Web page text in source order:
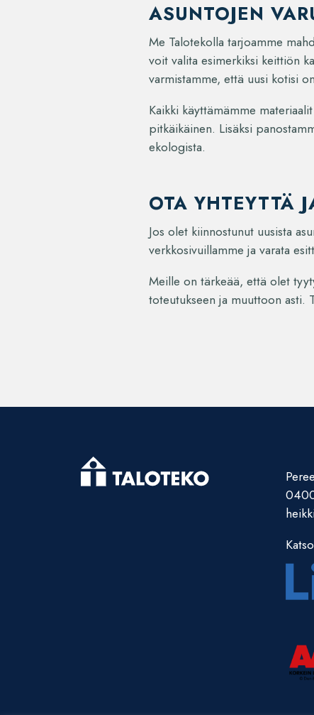
ASUNTOJEN
Me Talotekolla tarjoamme
voit valita esimerkiksi keittiön
varmistamme, että uusi kotisi
Kaikki käyttämämme
pitkäikäinen. Lisäksi
ekologista.
OTA YHTEYTTÄ
Jos olet kiinnostunut uusista
verkkosivuillamme ja varata
Meille on tärkeää, että olet
toteutukseen ja muuttoon asti.